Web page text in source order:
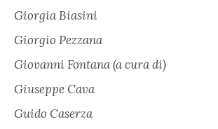
Giorgia Biasini
Giorgio Pezzana
Giovanni Fontana (a cura di)
Giuseppe Cava
Guido Caserza